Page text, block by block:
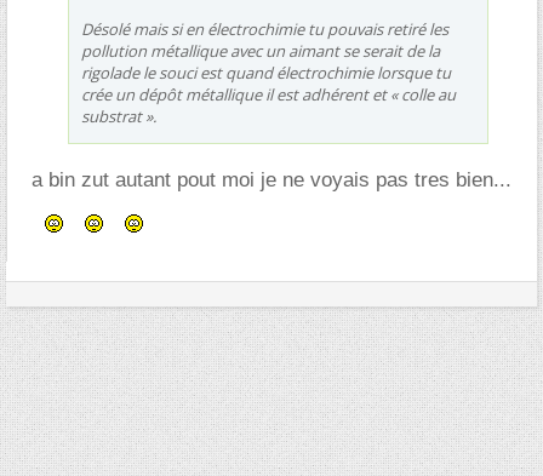
Désolé mais si en électrochimie tu pouvais retiré les
pollution métallique avec un aimant se serait de la
rigolade le souci est quand électrochimie lorsque tu
crée un dépôt métallique il est adhérent et « colle au
substrat ».
a bin zut autant pout moi je ne voyais pas tres bien...